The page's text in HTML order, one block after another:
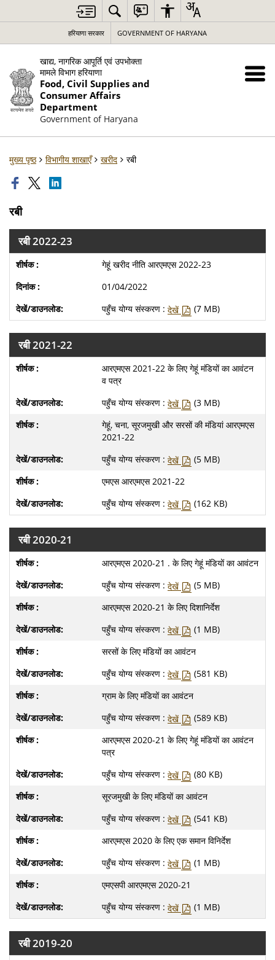
हरियाणा सरकार GOVERNMENT OF HARYANA
खाद्य, नागरिक आपूर्ति एवं उपभोक्ता
मामले विभाग हरियाणा
Food, Civil Supplies and
Consumer Affairs
Department
Government of Haryana
मुख्य पृष्ठ विभागीय शाखाएँ खरीद रबी
रबी
रबी 2022-23
गेहूं खरीद नीति आरएमएस 2022-23
01/04/2022
पहुँच योग्य संस्करण : देखें (7 MB)
रबी 2021-22
आरएमएस 2021-22 के लिए गेहूं मंडियों का आवंटन
व पत्र
पहुँच योग्य संस्करण : देखें
(3 MB)
गेहूं, चना, सूरजमुखी और सरसों की मंडियां आरएमएस
2021-22
पहुँच योग्य संस्करण : देखें
(5 MB)
एमएस आरएमएस 2021-22
पहुँच योग्य संस्करण : देखें (162 KB)
रबी 2020-21
आरएमएस 2020-21 . के लिए गेहूं मंडियों का आवंटन
पहुँच योग्य संस्करण : देखें
(5 MB)
आरएमएस 2020-21 के लिए दिशानिर्देश
पहुँच योग्य संस्करण : देखें
(1 MB)
सरसों के लिए मंडियों का आवंटन
पहुँच योग्य संस्करण : देखें
(581 KB)
ग्राम के लिए मंडियों का आवंटन
पहुँच योग्य संस्करण : देखें
(589 KB)
आरएमएस 2020-21 के लिए गेहूं मंडियों का आवंटन
पत्र
पहुँच योग्य संस्करण : देखें
(80 KB)
सूरजमुखी के लिए मंडियों का आवंटन
पहुँच योग्य संस्करण : देखें
(541 KB)
आरएमएस 2020 के लिए एक समान विनिर्देश
पहुँच योग्य संस्करण : देखें
(1 MB)
एमएसपी आरएमएस 2020-21
पहुँच योग्य संस्करण : देखें (1 MB)
रबी 2019-20